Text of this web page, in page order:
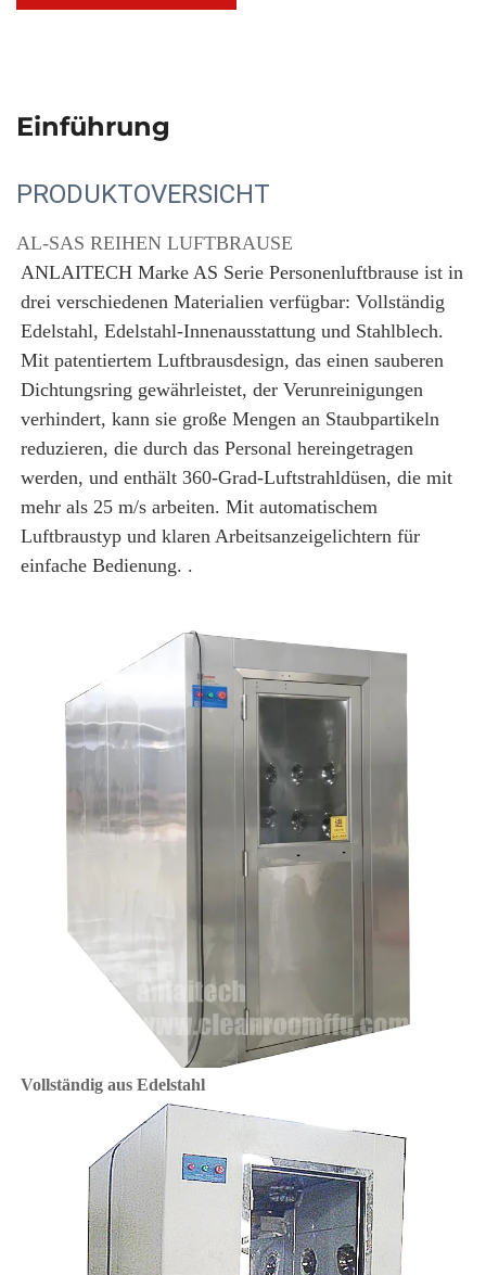
Einführung
PRODUKTOVERSICHT
AL-SAS REIHEN LUFTBRAUSE
ANLAITECH Marke AS Serie Personenluftbrause ist in
drei verschiedenen Materialien verfügbar: Vollständig
Edelstahl, Edelstahl-Innenausstattung und Stahlblech.
Mit patentiertem Luftbrausdesign, das einen sauberen
Dichtungsring gewährleistet, der Verunreinigungen
verhindert, kann sie große Mengen an Staubpartikeln
reduzieren, die durch das Personal hereingetragen
werden, und enthält 360-Grad-Luftstrahldüsen, die mit
mehr als 25 m/s arbeiten. Mit automatischem
Luftbraustyp und klaren Arbeitsanzeigelichtern für
einfache Bedienung. .
Vollständig aus Edelstahl